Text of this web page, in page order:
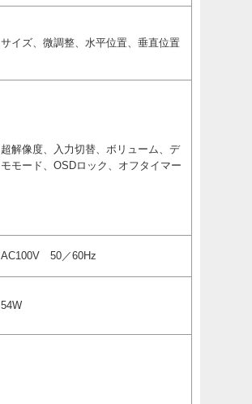
サイズ、微調整、水平位置、垂直位置
超解像度、入力切替、ボリューム、デ
モモード、OSDロック、オフタイマー
AC100V 50／60Hz
54W